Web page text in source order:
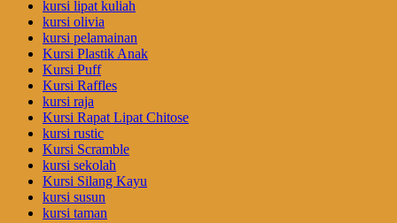
kursi lipat kuliah
kursi olivia
kursi pelamainan
Kursi Plastik Anak
Kursi Puff
Kursi Raffles
kursi raja
Kursi Rapat Lipat Chitose
kursi rustic
Kursi Scramble
kursi sekolah
Kursi Silang Kayu
kursi susun
kursi taman